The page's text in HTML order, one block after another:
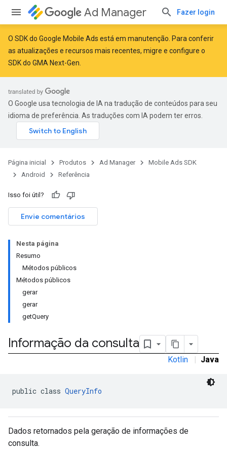
Ad Manager Fazer login
O SDK do Google Mobile Ads está em manutenção. Para conferir
as atualizações e recursos mais recentes, migre e configure o
SDK do GMA Next-Gen
O Google usa tecnologia de IA na tradução de conteúdos para seu
idioma de preferência. As traduções com IA podem ter erros.
Página inicial Produtos Ad Manager
Mobile Ads SDK
Android
Referência
Isso foi útil?
Envie comentários
Nesta página
Resumo
Métodos públicos
Métodos públicos
gerar
gerar
getQuery
Informação da consulta
Kotlin | Java
public class QueryInfo
Dados retornados pela geração de informações de
consulta.